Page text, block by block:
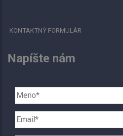
KONTAKTNÝ FORMULÁR
Napíšte nám